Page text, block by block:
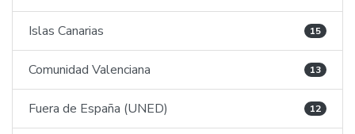
Islas Canarias 15
Comunidad Valenciana 13
Fuera de España (UNED) 12